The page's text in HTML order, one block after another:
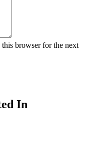
browser for the next
In